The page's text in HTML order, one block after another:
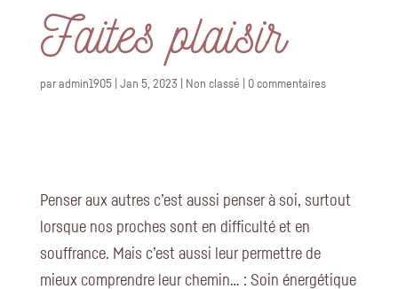
Faites plaisir
paradmin1905 Jan 5, 2023 Non classé 0 commentaires
Penser aux autres c’est aussi penser à soi, surtout
lorsque nos proches sont en difficulté et en
souffrance. Mais c’est aussi leur permettre de
mieux comprendre leur chemin… : Soin énergétique